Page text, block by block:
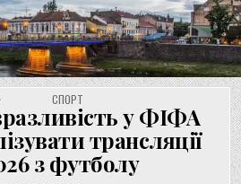
POSTED INСПОРТ
у ФІФА
трансляції
з футболу